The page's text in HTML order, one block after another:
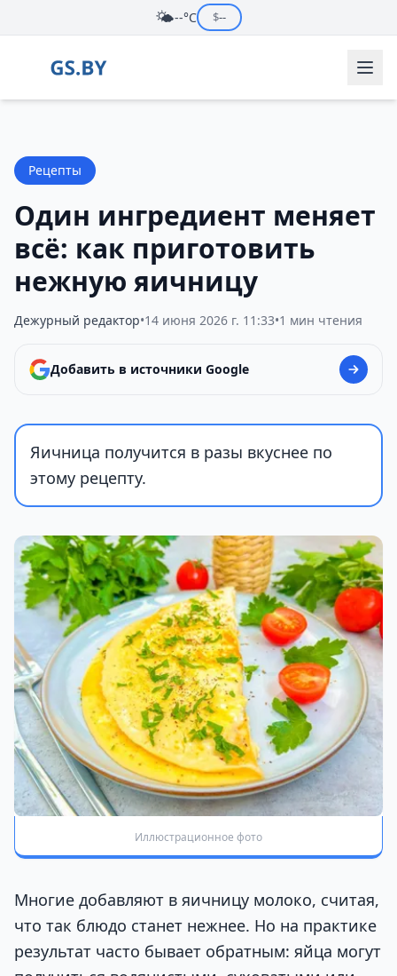
🌤️--°C $--
Рецепты
Один ингредиент меняет
всё: как приготовить
нежную яичницу
Дежурный редактор•14 июня 2026 г. 11:33•1 мин чтения
Добавить в источники Google
Яичница получится в разы вкуснее по
этому рецепту.
Иллюстрационное фото
Многие добавляют в яичницу молоко, считая,
что так блюдо станет нежнее. Но на практике
результат часто бывает обратным: яйца могут